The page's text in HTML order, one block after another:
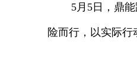
5月5日，鼎
险而行，以实际